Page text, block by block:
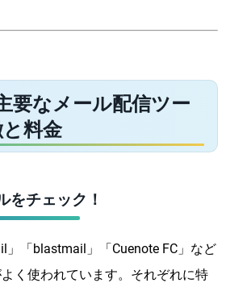
要なメール配信ツー
料金
をチェック！
」「blastmail」「Cuenote FC」など
く使われています。それぞれに特